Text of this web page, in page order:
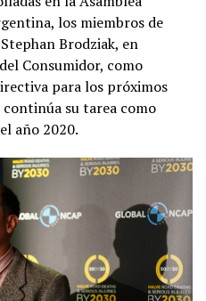
los miembros de
Brodziak, en
Consumidor, como
para los próximos
su tarea como
año 2020.